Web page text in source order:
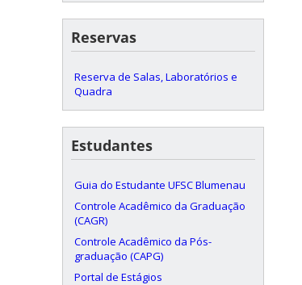
Reservas
Reserva de Salas, Laboratórios e
Quadra
Estudantes
Guia do Estudante UFSC Blumenau
Controle Acadêmico da Graduação
(CAGR)
Controle Acadêmico da Pós-
graduação (CAPG)
Portal de Estágios